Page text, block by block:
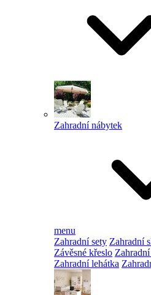
Zahradní nábytek
menu
Zahradní sety Zahradní
Závěsné křeslo
Zahradní lehátka